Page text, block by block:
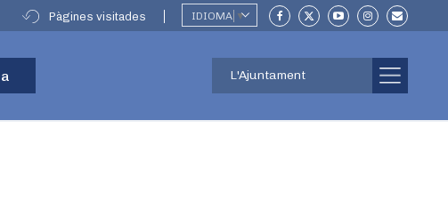
Pàgines visitades IDIOMA ▼
L'Ajuntament